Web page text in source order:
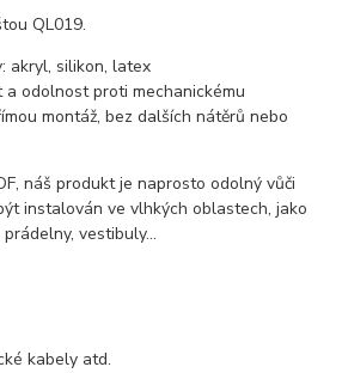
QL019.
akryl, silikon, latex
odolnost proti mechanickému
montáž, bez dalších nátěrů nebo
náš produkt je naprosto odolný vůči
instalován ve vlhkých oblastech, jako
vestibuly...
kabely atd.